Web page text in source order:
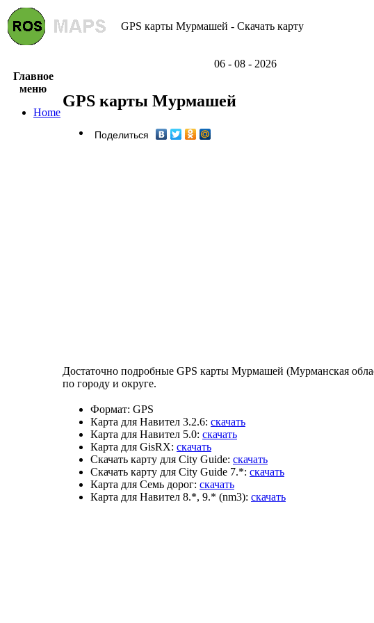
GPS карты Мурмашей - Скачать карту
06 - 08 - 2026
Главное
меню
Home
GPS карты Мурмашей
Поделиться
Достаточно подробные GPS карты Мурмашей (Мурманская
по городу и округе.
Формат: GPS
Карта для Навител 3.2.6: скачать
Карта для Навител 5.0: скачать
Карта для GisRX: скачать
Скачать карту для City Guide: скачать
Скачать карту для City Guide 7.*: скачать
Карта для Семь дорог: скачать
Карта для Навител 8.*, 9.* (nm3): скачать